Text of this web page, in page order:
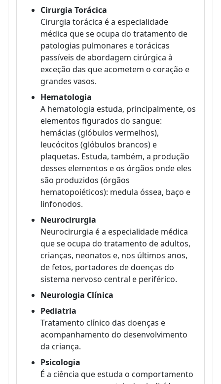
Cirurgia Torácica
Cirurgia torácica é a especialidade
médica que se ocupa do tratamento de
patologias pulmonares e torácicas
passíveis de abordagem cirúrgica à
exceção das que acometem o coração e
grandes vasos.
Hematologia
A hematologia estuda, principalmente, os
elementos figurados do sangue:
hemácias (glóbulos vermelhos),
leucócitos (glóbulos brancos) e
plaquetas. Estuda, também, a produção
desses elementos e os órgãos onde eles
são produzidos (órgãos
hematopoiéticos): medula óssea, baço e
linfonodos.
Neurocirurgia
Neurocirurgia é a especialidade médica
que se ocupa do tratamento de adultos,
crianças, neonatos e, nos últimos anos,
de fetos, portadores de doenças do
sistema nervoso central e periférico.
Neurologia Clínica
Pediatria
Tratamento clínico das doenças e
acompanhamento do desenvolvimento
da criança.
Psicologia
É a ciência que estuda o comportamento